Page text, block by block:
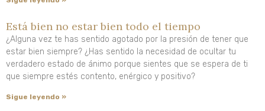
Está bien no estar bien todo el tiempo
¿Alguna vez te has sentido agotado por la presión de tener que
estar bien siempre? ¿Has sentido la necesidad de ocultar tu
verdadero estado de ánimo porque sientes que se espera de ti
que siempre estés contento, enérgico y positivo?
Sigue leyendo »